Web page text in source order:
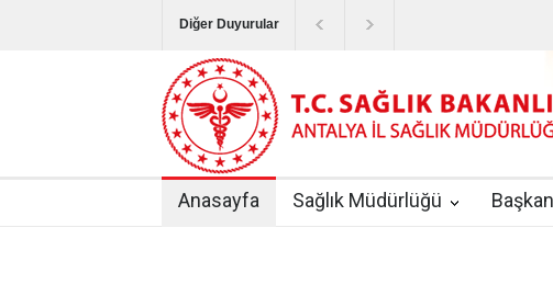
Diğer Duyurular
Bayram Tatilinde Sağlık Hizmetlerinin Sunumu
Terapötik Aferez Merkezleri ve Üniteleri Hakkında
Yoğun Bakım Servislerinde Hasta Ziyareti Uygulamaları
Anasayfa Sağlık Müdürlüğü